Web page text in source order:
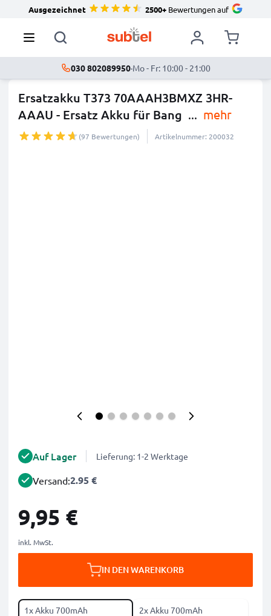
Ausgezeichnet 2500+Bewertungen auf
030 802089950·Mo - Fr: 10:00 - 21:00
Ersatzakku T373 70AAAH3BMXZ 3HR-
AAAU - Ersatz Akku für Bang ... mehr
(97 Bewertungen) Artikelnummer: 200032
Auf Lager Lieferung: 1-2 Werktage
Versand:2.95 €
9,95 €
inkl. MwSt.
IN DEN WARENKORB
1x Akku 700mAh 2x Akku 700mAh